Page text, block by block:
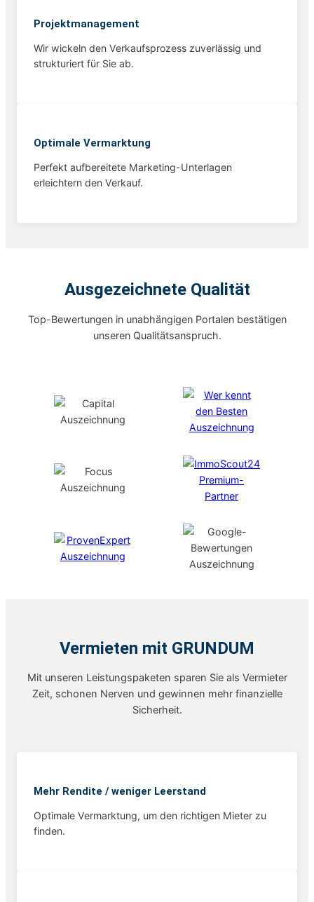
Projekt­management
Wir wickeln den Verkaufsprozess zuverlässig und
strukturiert für Sie ab.
Optimale Vermarktung
Perfekt aufbereitete Marketing-Unterlagen
erleichtern den Verkauf.
Ausgezeichnete Qualität
Top-Bewertungen in unabhängigen Portalen bestätigen
unseren Qualitätsanspruch.
Vermieten mit GRUNDUM
Mit unseren Leistungspaketen sparen Sie als Vermieter
Zeit, schonen Nerven und gewinnen mehr finanzielle
Sicherheit.
Mehr Rendite / weniger Leerstand
Optimale Vermarktung, um den richtigen Mieter zu
finden.